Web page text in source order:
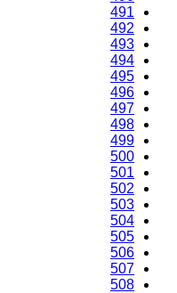
491
492
493
494
495
496
497
498
499
500
501
502
503
504
505
506
507
508